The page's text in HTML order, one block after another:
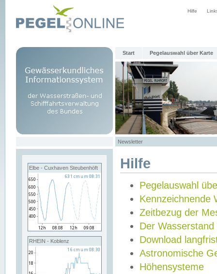
Hilfe
Start Pegelauswahl über Karte
Newsletter
Elbe - Cuxhaven Steubenhöft
RHEIN - Koblenz
Hilfe
Pegelauswahl
Kennzeichnende
Zeitbezug der
Der Wasserstand
Download
Astronomische
Höhensysteme